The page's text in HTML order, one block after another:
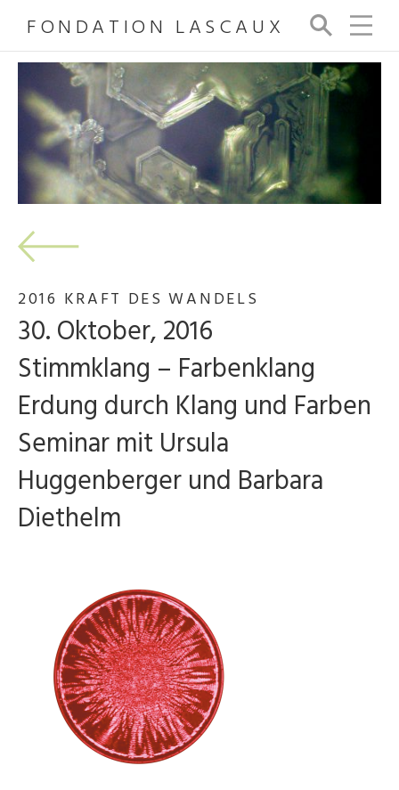
FONDATION LASCAUX
Su
ch
e
2016 KRAFT DES WANDELS
30. Oktober, 2016
Stimmklang – Farbenklang
Erdung durch Klang und Farben
Seminar mit Ursula
Huggenberger und Barbara
Diethelm